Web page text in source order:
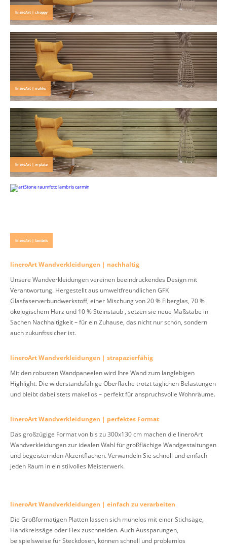
lineroArt | choppy
lineroArt | nukks
lineroArt | w-plate
lineroArt | lambris
lineroArt Wandverkleidungen | nachhaltig
Unsere Wandverkleidungen vereinen beeindruckendes Design mit
Verantwortung. Hergestellt aus umweltfreundlichen GFK
Glasfaserverbundwerkstoff, einer Mischung von 20 % Fiberglas, 70 %
ökologischem Harz und 10 % Steinstaub , setzen sie neue Maßstäbe in
Sachen Nachhaltigkeit – für ein Zuhause, das nicht nur schön, sondern
auch zukunftssicher ist.
lineroArt Wandverkleidungen | strapazierfähig
Mit den robusten Wandpaneelen wird Ihre Wand zum langlebigen
Highlight. Die widerstandsfähige Oberfläche trotzt täglichen Belastungen
und bleibt dabei stets makellos – perfekt für anspruchsvolle Wohnräume.
lineroArt Wandverkleidungen | perfektes Format
Das großzügige Format von bis zu 300x130 cm machen die lineroArt
Wandverkleidungen zur idealen Wahl für großflächige Wandgestaltungen
und begeisternden Akzentflächen. Verwandeln Sie schnell und einfach
jeden Raum in ein stilvolles Meisterwerk.
lineroArt Wandverkleidungen | einfach zu verarbeiten
Die Großformatigen Platten lassen sich mühelos mit einer Stichsäge,
Handkreissäge oder Flex zuschneiden. Auch Aussparungen,
beispielsweise für Steckdosen, können schnell und problemlos